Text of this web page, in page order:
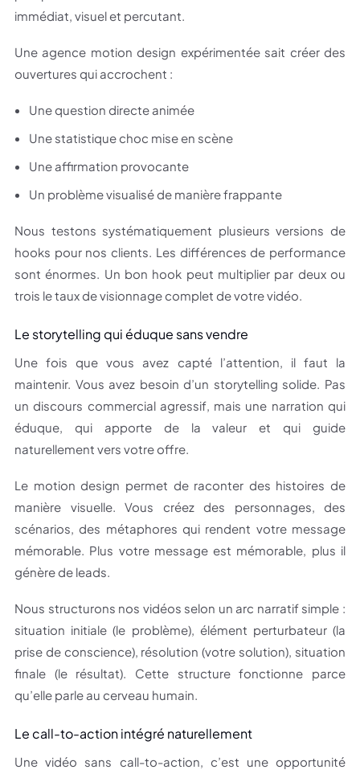
immédiat, visuel et percutant.
Une agence motion design expérimentée sait créer des
ouvertures qui accrochent :
Une question directe animée
Une statistique choc mise en scène
Une affirmation provocante
Un problème visualisé de manière frappante
Nous testons systématiquement plusieurs versions de
hooks pour nos clients. Les différences de performance
sont énormes. Un bon hook peut multiplier par deux ou
trois le taux de visionnage complet de votre vidéo.
Le storytelling qui éduque sans vendre
Une fois que vous avez capté l’attention, il faut la
maintenir. Vous avez besoin d’un storytelling solide. Pas
un discours commercial agressif, mais une narration qui
éduque, qui apporte de la valeur et qui guide
naturellement vers votre offre.
Le motion design permet de raconter des histoires de
manière visuelle. Vous créez des personnages, des
scénarios, des métaphores qui rendent votre message
mémorable. Plus votre message est mémorable, plus il
génère de leads.
Nous structurons nos vidéos selon un arc narratif simple :
situation initiale (le problème), élément perturbateur (la
prise de conscience), résolution (votre solution), situation
finale (le résultat). Cette structure fonctionne parce
qu’elle parle au cerveau humain.
Le call-to-action intégré naturellement
Une vidéo sans call-to-action, c’est une opportunité